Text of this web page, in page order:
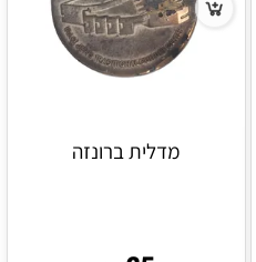
מדלית ברונזה